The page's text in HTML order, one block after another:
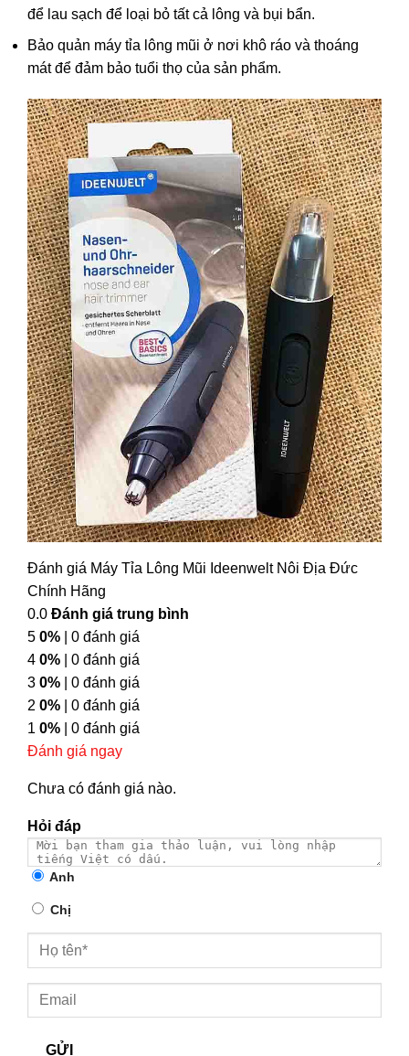
để lau sạch để loại bỏ tất cả lông và bụi bẩn.
Bảo quản máy tỉa lông mũi ở nơi khô ráo và thoáng
mát để đảm bảo tuổi thọ của sản phẩm.
Đánh giá Máy Tỉa Lông Mũi Ideenwelt Nôi Địa Đức
Chính Hãng
0.0 Đánh giá trung bình
5 0% | 0 đánh giá
4 0% | 0 đánh giá
3 0% | 0 đánh giá
2 0% | 0 đánh giá
1 0% | 0 đánh giá
Đánh giá ngay
Chưa có đánh giá nào.
Hỏi đáp
Anh
Chị
GỬI